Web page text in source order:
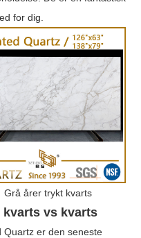
for dig.
Grå årer trykt kvarts
kvarts vs kvarts
Quartz er den seneste